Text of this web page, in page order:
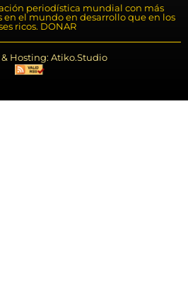
periodística mundial con más
en el mundo en desarrollo que en los
ricos. DONAR
Hosting: Atiko.Studio